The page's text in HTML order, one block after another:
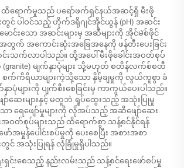
ရောက်မှုသည် ပရော်ဖက်ရှင်နယ်အဆင့်ရှိ မီးဖို
းတွင် ပါဝင်သည့် ဟိုက်ဒရိုဂျင်အိုင်ယွန် (pH) အဆင်း
ောင်းသော အဆင်းများမှ အဆီများကို အိုင်မัစ်ဖိုင်
အတွက် အကောင်းဆုံးအခြေအနေကို ဖန်တီးပေးခြင်း
းသက်လာပါသည်။ ထို့အပေါ် မီးဖိုခေါင်းအဝတ်စုပ်
မျက်နှာပုံများ သို့မဟုတ် စတိန်လက်စ်စတီ
စက်ကိရိယာများကဲ့သို့သော နှိမ့်ချမှုကို လွယ်ကူစွာ ခံ
ပုံများကို ပျက်စီးစေခြင်းမှ ကာကွယ်ပေးပါသည်။
ော်ဆေးများနှင့် မတူဘဲ ရှုပ်ထွေးသည့် အသုံးပြုမှု
ာ ရေဖျော်မှုများကို လိုအပ်သည့် အဆီဖျော်ဆေး
းအဝတ်စုပ်များသည် ထိရောက်စွာ သန့်စင်နိုင်ရန်
မှုန်ပေါင်းစပ်မှုကို ပေးစေပြီး အစားအစာ
းတွင် အသုံးပြုရန် လုံခြုံမှုရှိပါသည်။
င်းစေသည့် နည်းလမ်းသည် သန့်စင်ရေးဖော်စပ်မှု